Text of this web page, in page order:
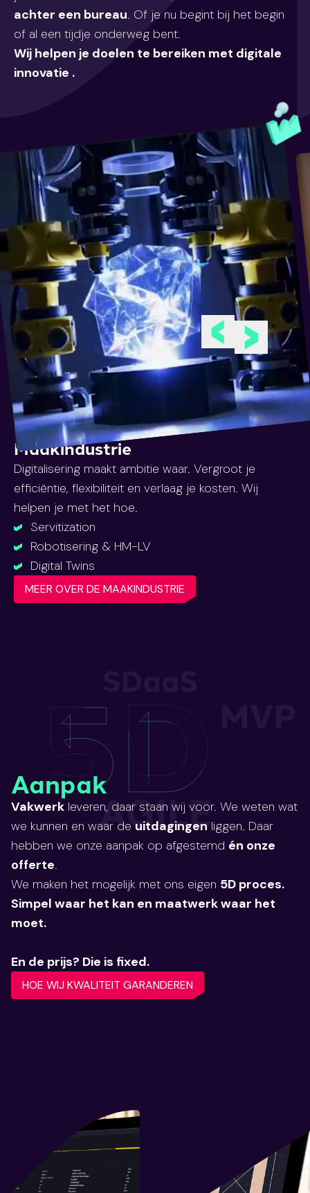
achter een bureau. Of je nu begint bij het begin
of al een tijdje onderweg bent.
Wij helpen je doelen te bereiken met digitale
innovatie .
Previous slide
Next slide
Maakindustrie
Digitalisering maakt ambitie waar. Vergroot je
efficiëntie, flexibiliteit en verlaag je kosten. Wij
helpen je met het hoe.
Servitization
Robotisering & HM-LV
Digital Twins
MEER OVER DE MAAKINDUSTRIE
Aanpak
Vakwerk leveren, daar staan wij voor. We weten wat
we kunnen en waar de uitdagingen liggen. Daar
hebben we onze aanpak op afgestemd én onze
offerte.
We maken het mogelijk met ons eigen 5D proces.
Simpel waar het kan en maatwerk waar het
moet.
En de prijs? Die is fixed.
HOE WIJ KWALITEIT GARANDEREN